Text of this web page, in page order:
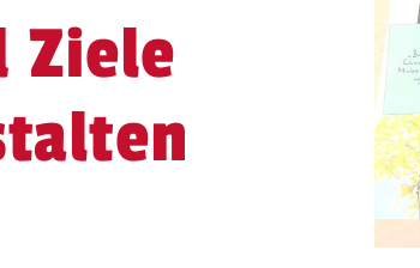
Ziele